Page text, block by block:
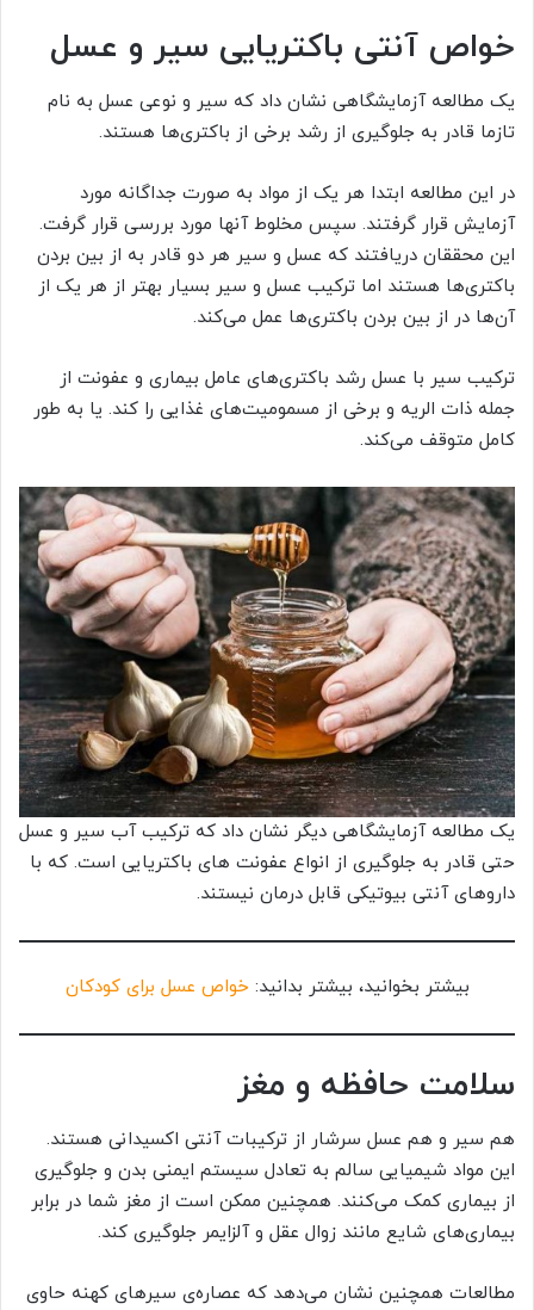
خواص آنتی باکتریایی سیر و عسل
یک مطالعه آزمایشگاهی نشان داد که سیر و نوعی عسل به نام
تازما قادر به جلوگیری از رشد برخی از باکتری‌ها هستند.
در این مطالعه ابتدا هر یک از مواد به صورت جداگانه مورد
آزمایش قرار گرفتند. سپس مخلوط آنها مورد بررسی قرار گرفت.
این محققان دریافتند که عسل و سیر هر دو قادر به از بین بردن
باکتری‌ها هستند اما ترکیب عسل و سیر بسیار بهتر از هر یک از
آن‌ها در از بین بردن باکتری‌ها عمل می‌کند.
ترکیب سیر با عسل رشد باکتری‌های عامل بیماری و عفونت از
جمله ذات الریه و برخی از مسمومیت‌های غذایی را کند. یا به طور
کامل متوقف می‌کند.
یک مطالعه آزمایشگاهی دیگر نشان داد که ترکیب آب سیر و عسل
حتی قادر به جلوگیری از انواع عفونت های باکتریایی است. که با
داروهای آنتی بیوتیکی قابل درمان نیستند.
بیشتر بخوانید، بیشتر بدانید:خواص عسل برای کودکان
سلامت حافظه و مغز
هم سیر و هم عسل سرشار از ترکیبات آنتی اکسیدانی هستند.
این مواد شیمیایی سالم به تعادل سیستم ایمنی بدن و جلوگیری
از بیماری کمک می‌کنند. همچنین ممکن است از مغز شما در برابر
بیماری‌های شایع مانند زوال عقل و آلزایمر جلوگیری کند.
مطالعات همچنین نشان می‌دهد که عصاره‌ی سیرهای کهنه حاوی